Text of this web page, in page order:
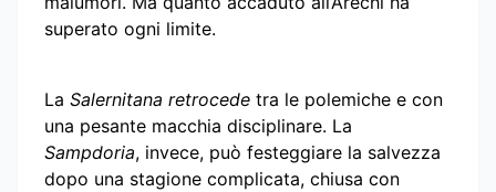
superato ogni limite.
La Salernitana retrocede tra le polemiche e con
una pesante macchia disciplinare. La
Sampdoria, invece, può festeggiare la salvezza
dopo una stagione complicata, chiusa con